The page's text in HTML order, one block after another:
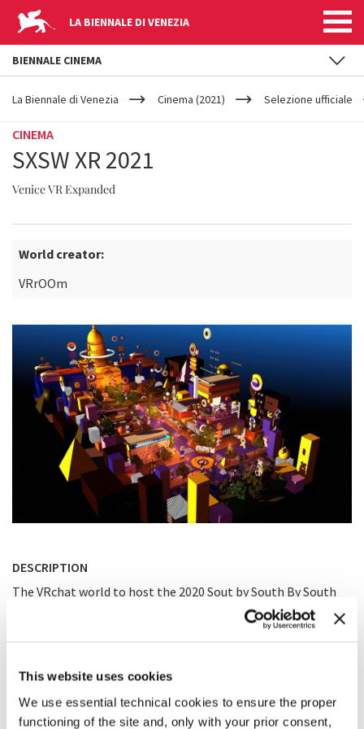
This website uses cookies
We use essential technical cookies to ensure the proper
functioning of the site and, only with your prior consent,
LA BIENNALE DI VENEZIA
YOUR
ARE
La Biennale di Venezia Cinema (2021) Selezione ufficiale
CINEMA
SXSW XR 2021
Venice VR Expanded
World creator:
VRrOOm
DESCRIPTION
The VRchat world to host the 2020 Sout by South By South
BIENNALE CINEMA